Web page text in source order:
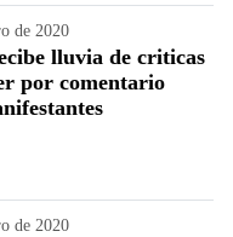
de 2020
lluvia de criticas
por comentario
de 2020